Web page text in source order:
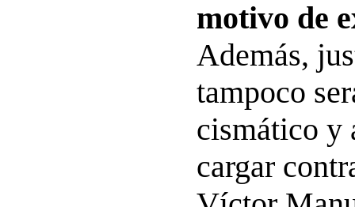
motivo de
Además,
tampoco
cismático y
cargar